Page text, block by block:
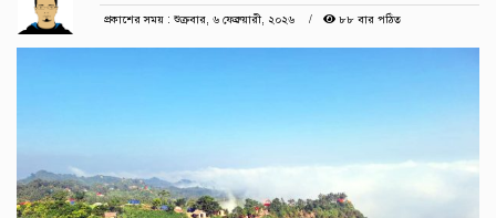
প্রকাশের সময় : শুক্রবার, ৬ ফেব্রুয়ারী, ২০২৬
৮৮ বার পঠিত